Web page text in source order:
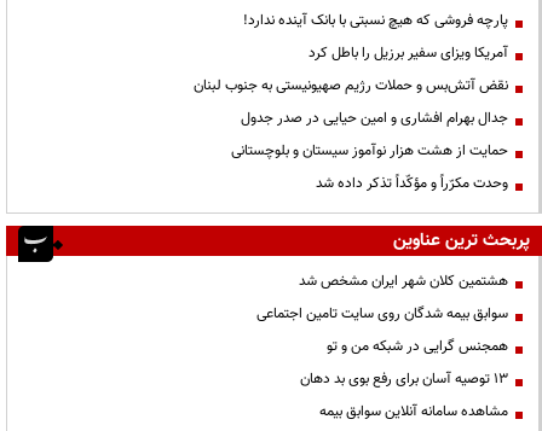
پارچه فروشی که هیچ نسبتی با بانک آینده ندارد!
آمریکا ویزای سفیر برزیل را باطل کرد
نقض آتش‌بس و حملات رژیم صهیونیستی به جنوب لبنان
جدال بهرام افشاری و امین حیایی در صدر جدول
حمایت از هشت هزار نوآموز سیستان و بلوچستانی
وحدت مکرّراً و مؤکّداً تذکر داده شد
پربحث ترین عناوین
هشتمین کلان شهر ایران مشخص شد
سوابق بیمه شدگان روی سایت تامین اجتماعی
همجنس گرایی در شبکه من و تو
13 توصیه آسان برای رفع بوی بد دهان
مشاهده سامانه آنلاين سوابق بیمه